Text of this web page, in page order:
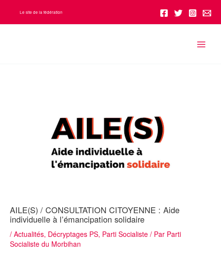
contenu
Le site de la fédération
AILE(S) / CONSULTATION CITOYENNE : Aide
individuelle à l’émancipation solidaire
/ Actualités, Décryptages PS, Parti Socialiste / Par Parti
Socialiste du Morbihan